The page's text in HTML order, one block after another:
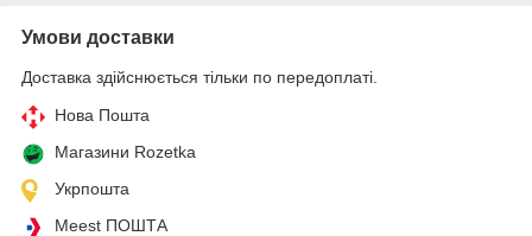
Умови доставки
Доставка здійснюється тільки по передоплаті.
Нова Пошта
Магазини Rozetka
Укрпошта
Meest ПОШТА